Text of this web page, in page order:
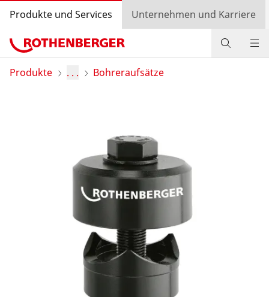
Produkte und Services Unternehmen und Karriere
Produkte
Bonusprogramm
Unternehmen und Karriere
Produkte . . . Bohreraufsätze